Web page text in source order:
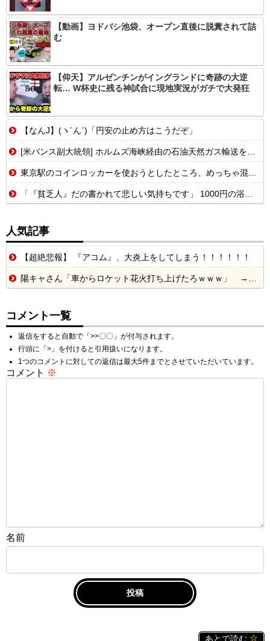
【動画】ヨドバシ池袋、オープン直後に脱糞されて詰
む
【仰天】アルゼンチンがイングランドに奇跡の大逆
転… W杯史に残る神試合に現地実況がガチで大発狂
【なんJ】(ヽ´ん`)「円安の止め方はこうだぞ」
[米バンス副大統領] ホルムズ海峡経由の石油天然ガス輸送を戦闘前の水準に戻す事を表明！
東京駅のコインロッカーを使おうとしたところ、めっちゃ混んでいるなか、鍵が...
「『貧乏人』だの書かれて悲しい気持ちです」 1000円の浴衣を楽しむ和装愛好家 涼やかな着こなしに寄せられた心ない声
人気記事
【超絶悲報】 『アコム』、大炎上をしてしまう！！！！！！
陽キャさん「車からロケット花火打ち上げたろｗｗｗ」 → サンルーフが閉まっていて無事車内に発射
コメント一覧
返信をすると自動で「>>〇〇」が付与されます。
行頭に「>」を付けると引用扱いになります。
1つのコメントに対しての返信は最大5件までとさせていただいています。
コメント ※
名前
あとで読む